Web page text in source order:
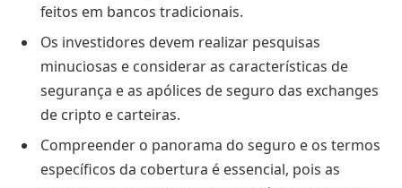
feitos em bancos tradicionais.
Os investidores devem realizar pesquisas
minuciosas e considerar as características de
segurança e as apólices de seguro das exchanges
de cripto e carteiras.
Compreender o panorama do seguro e os termos
específicos da cobertura é essencial, pois as